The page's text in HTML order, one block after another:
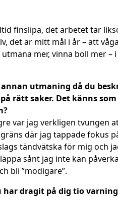
finslipa, det arbetet tar
det är mitt mål i år – att
mer, vinna boll mer
utmaning då du
rätt saker. Det känns
var jag verkligen
där jag tappade fokus
tändvätska för mig
sånt jag inte kan
bli ”modigare”.
dragit på dig tio